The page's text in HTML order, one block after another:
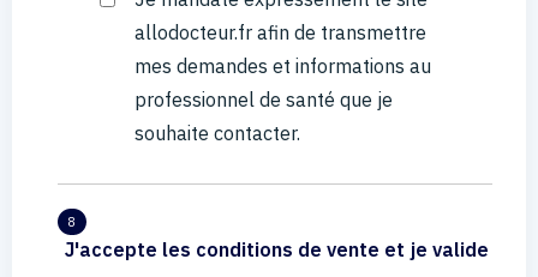
allodocteur.fr afin de transmettre
mes demandes et informations au
professionnel de santé que je
souhaite contacter.
8
J'accepte les conditions de vente et je valide